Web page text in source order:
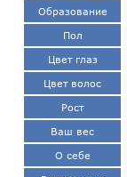
Образование
Пол
Цвет глаз
Цвет волос
Рост
Ваш вес
О себе